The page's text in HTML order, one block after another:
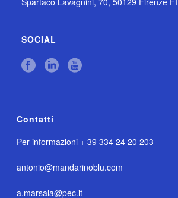
SOCIAL
Contatti
Per informazioni + 39 334 24 20 203
antonio@mandarinoblu.com
a.marsala@pec.it